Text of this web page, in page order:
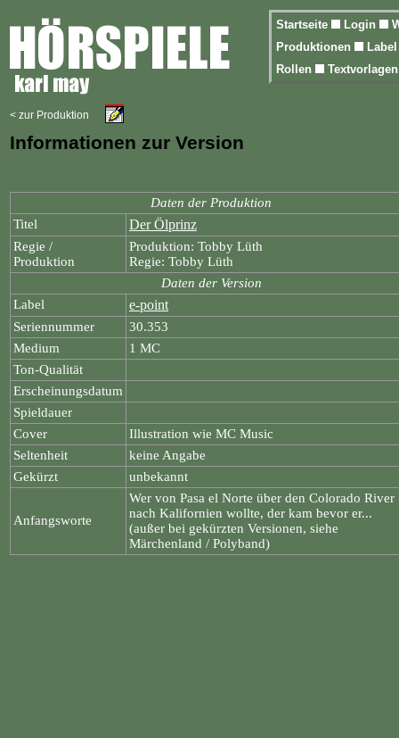
Startseite Login
Produktionen
Rollen
< zur Produktion
Informationen zur Version
Daten der Produktion
Titel
Der Ölprinz
Regie /
Produktion
Produktion: Tobby Lüth
Regie: Tobby Lüth
Daten der Version
Label
e-point
Seriennummer
30.353
Medium
1 MC
Ton-Qualität
Erscheinungsdatum
Spieldauer
Cover
Illustration wie MC Music
Seltenheit
keine Angabe
Gekürzt
unbekannt
Anfangsworte
Wer von Pasa el Norte über den Colorado River
nach Kalifornien wollte, der kam bevor er...
(außer bei gekürzten Versionen, siehe
Märchenland / Polyband)